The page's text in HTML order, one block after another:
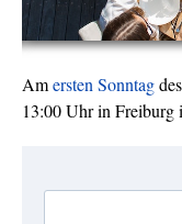
Amersten Sonntag
13:00 Uhr in Freiburg